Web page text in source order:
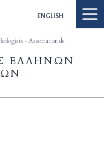
ENGLISH
- Association de
ΕΛΛΗΝΩΝ